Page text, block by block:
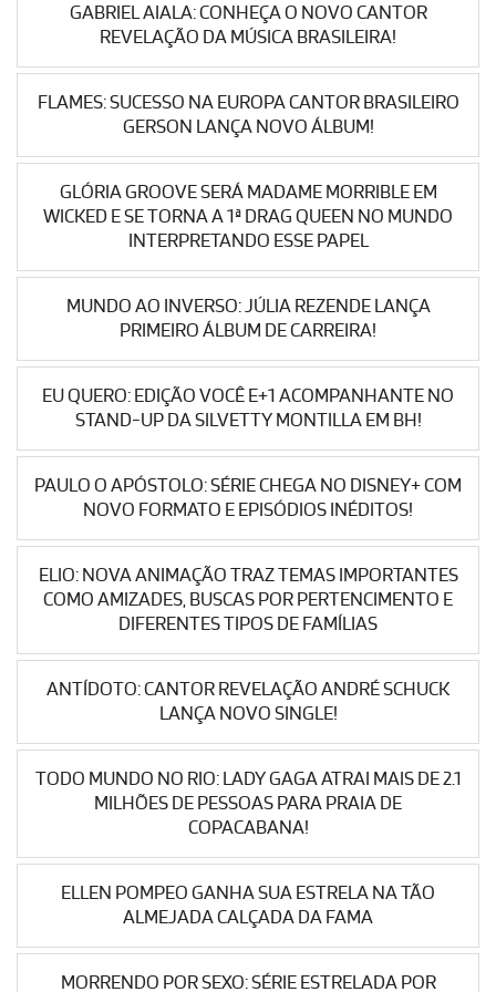
GABRIEL AIALA: CONHEÇA O NOVO CANTOR
REVELAÇÃO DA MÚSICA BRASILEIRA!
FLAMES: SUCESSO NA EUROPA CANTOR BRASILEIRO
GERSON LANÇA NOVO ÁLBUM!
GLÓRIA GROOVE SERÁ MADAME MORRIBLE EM
WICKED E SE TORNA A 1ª DRAG QUEEN NO MUNDO
INTERPRETANDO ESSE PAPEL
MUNDO AO INVERSO: JÚLIA REZENDE LANÇA
PRIMEIRO ÁLBUM DE CARREIRA!
EU QUERO: EDIÇÃO VOCÊ E+1 ACOMPANHANTE NO
STAND-UP DA SILVETTY MONTILLA EM BH!
PAULO O APÓSTOLO: SÉRIE CHEGA NO DISNEY+ COM
NOVO FORMATO E EPISÓDIOS INÉDITOS!
ELIO: NOVA ANIMAÇÃO TRAZ TEMAS IMPORTANTES
COMO AMIZADES, BUSCAS POR PERTENCIMENTO E
DIFERENTES TIPOS DE FAMÍLIAS
ANTÍDOTO: CANTOR REVELAÇÃO ANDRÉ SCHUCK
LANÇA NOVO SINGLE!
TODO MUNDO NO RIO: LADY GAGA ATRAI MAIS DE 2.1
MILHÕES DE PESSOAS PARA PRAIA DE
COPACABANA!
ELLEN POMPEO GANHA SUA ESTRELA NA TÃO
ALMEJADA CALÇADA DA FAMA
MORRENDO POR SEXO: SÉRIE ESTRELADA POR